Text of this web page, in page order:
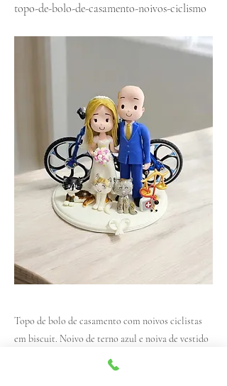
topo-de-bolo-de-casamento-noivos-ciclismo
Topo de bolo de casamento com noivos ciclistas
em biscuit. Noivo de terno azul e noiva de vestido
branco segurando um buquê. Três gatos ao redor e
acessórios como balança de justiça e estetoscópio.